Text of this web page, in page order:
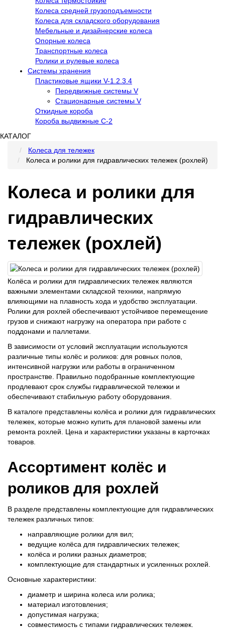
Колеса средней грузоподъемности
Колеса для складского оборудования
Мебельные и дизайнерские колеса
Опорные колеса
Транспортные колеса
Ролики и рулевые колеса
Системы хранения
Пластиковые ящики V-1.2.3.4
Передвижные системы V
Стационарные системы V
Откидные короба
Короба выдвижные С-2
КАТАЛОГ
Колеса для тележек
Колеса и ролики для гидравлических тележек (рохлей)
Колеса и ролики для
гидравлических
тележек (рохлей)
Колёса и ролики для гидравлических тележек являются
важными элементами складской техники, напрямую
влияющими на плавность хода и удобство эксплуатации.
Ролики для рохлей обеспечивают устойчивое перемещение
грузов и снижают нагрузку на оператора при работе с
поддонами и паллетами.
В зависимости от условий эксплуатации используются
различные типы колёс и роликов: для ровных полов,
интенсивной нагрузки или работы в ограниченном
пространстве. Правильно подобранные комплектующие
продлевают срок службы гидравлической тележки и
обеспечивают стабильную работу оборудования.
В каталоге представлены колёса и ролики для гидравлических
тележек, которые можно купить для плановой замены или
ремонта рохлей. Цена и характеристики указаны в карточках
товаров.
Ассортимент колёс и
роликов для рохлей
В разделе представлены комплектующие для гидравлических
тележек различных типов:
направляющие ролики для вил;
ведущие колёса для гидравлических тележек;
колёса и ролики разных диаметров;
комплектующие для стандартных и усиленных рохлей.
Основные характеристики:
диаметр и ширина колеса или ролика;
материал изготовления;
допустимая нагрузка;
совместимость с типами гидравлических тележек.